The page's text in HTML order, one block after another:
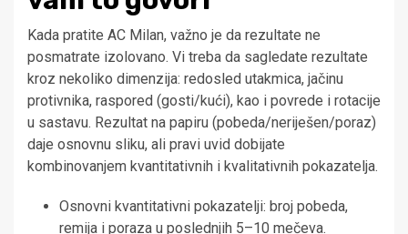
Kada pratite AC Milan, važno je da rezultate ne
posmatrate izolovano. Vi treba da sagledate rezultate
kroz nekoliko dimenzija: redosled utakmica, jačinu
protivnika, raspored (gosti/kući), kao i povrede i rotacije
u sastavu. Rezultat na papiru (pobeda/neriješen/poraz)
daje osnovnu sliku, ali pravi uvid dobijate
kombinovanjem kvantitativnih i kvalitativnih pokazatelja.
Osnovni kvantitativni pokazatelji: broj pobeda,
remija i poraza u poslednjih 5–10 mečeva.